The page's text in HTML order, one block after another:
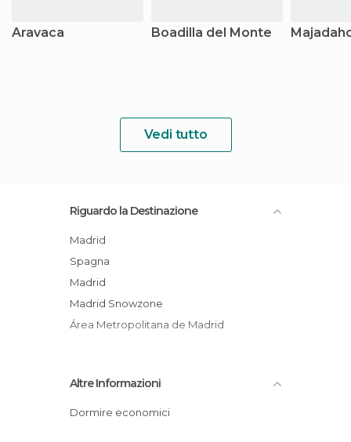
Aravaca Boadilla del Monte
Vedi tutto
Riguardo la Destinazione
Madrid
Spagna
Madrid
Madrid Snowzone
Área Metropolitana de Madrid
Altre Informazioni
Dormire economici